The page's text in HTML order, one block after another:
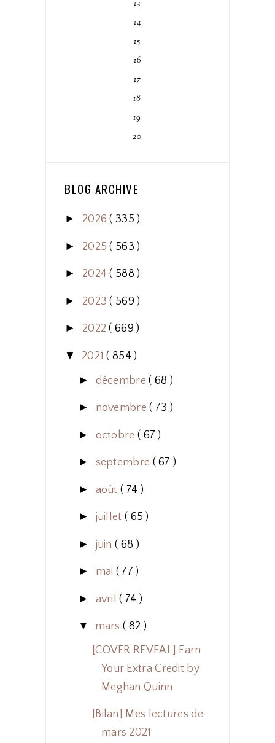
13
14
15
16
17
18
19
20
BLOG ARCHIVE
► 2026( 335 )
► 2025( 563 )
► 2024( 588 )
► 2023( 569 )
► 2022( 669 )
▼ 2021( 854 )
► décembre( 68 )
► novembre( 73 )
► octobre ( 67 )
► septembre ( 67 )
► août ( 74 )
► juillet ( 65 )
► juin ( 68 )
► mai ( 77 )
► avril( 74 )
▼ mars( 82 )
[COVER REVEAL] Earn
Your Extra Credit by
Meghan Quinn
[Bilan] Mes lectures de
mars 2021